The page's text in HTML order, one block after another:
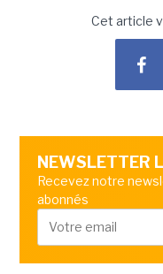
Cet article
NEWSLETTER
Recevez notre
abonnés